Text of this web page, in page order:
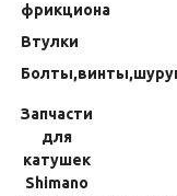
к ним
фрикциона
Втулки
Запчасти
для
катушек
Shimano